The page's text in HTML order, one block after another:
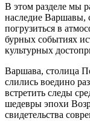
В этом разделе мы
наследие Варшавы,
погрузиться в
бурных событиях
культурных
Варшава, столица
слились воедино
встретить следы
шедевры эпохи
свидетельства